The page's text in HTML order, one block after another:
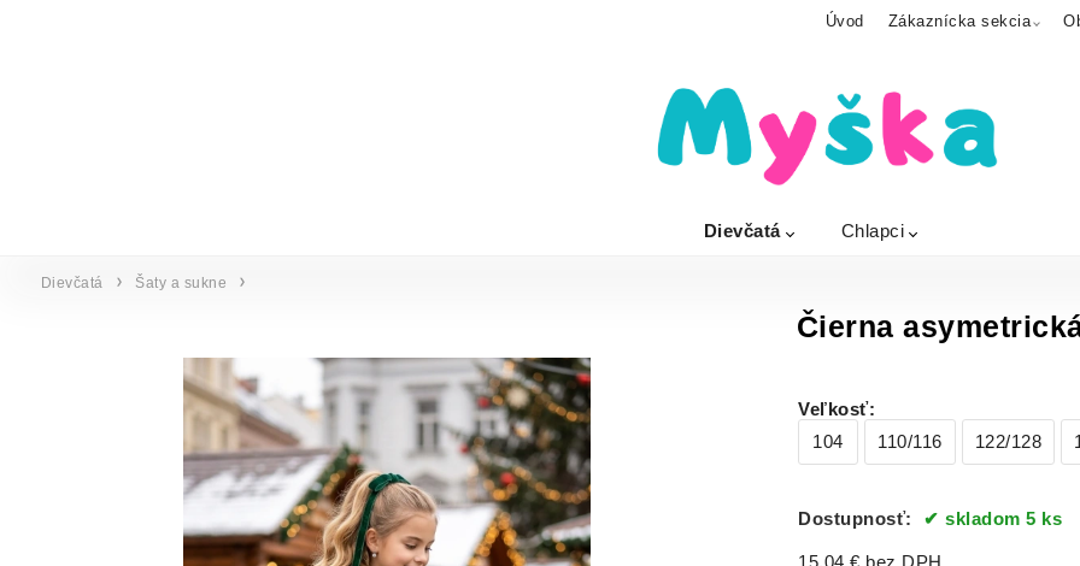
Úvod Zákaznícka sekcia
Dievčatá Chlapci
Dievčatá Šaty a sukne
Čierna
Veľkosť:
104
110/116 122/128
Dostupnosť: skladom 5 ks